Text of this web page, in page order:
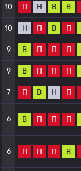
10 П Н В В
10 Н П В П
9 В П П П
9 В П П П
7 П В Н П
6 В П П П
6 П П П В